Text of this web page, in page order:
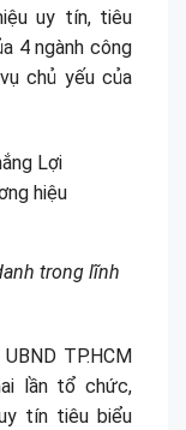
uy tín, tiêu
4 ngành công
chủ yếu của
trong lĩnh
TP.HCM
lần tổ chức,
tín tiêu biểu